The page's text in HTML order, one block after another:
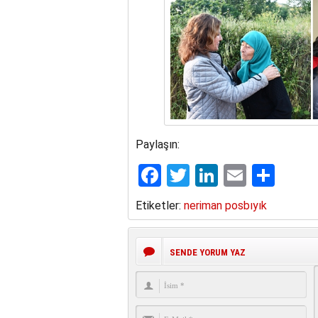
Paylaşın:
Facebook
Twitter
LinkedIn
Email
Etiketler: neriman posbıyık
SENDE YORUM YAZ